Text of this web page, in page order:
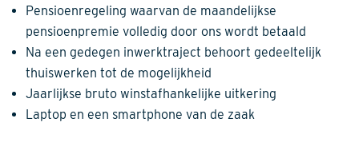
Pensioenregeling waarvan de maandelijkse
pensioenpremie volledig door ons wordt betaald
Na een gedegen inwerktraject behoort gedeeltelijk
thuiswerken tot de mogelijkheid
Jaarlijkse bruto winstafhankelijke uitkering
Laptop en een smartphone van de zaak